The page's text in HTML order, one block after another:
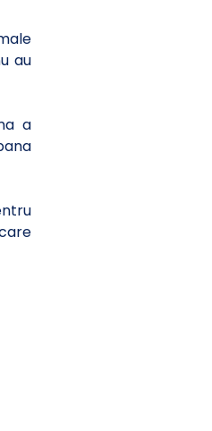
au
a